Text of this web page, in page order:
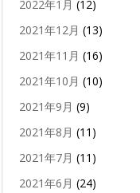
2022年1月 (12)
2021年12月 (13)
2021年11月 (16)
2021年10月 (10)
2021年9月 (9)
2021年8月 (11)
2021年7月 (11)
2021年6月 (24)